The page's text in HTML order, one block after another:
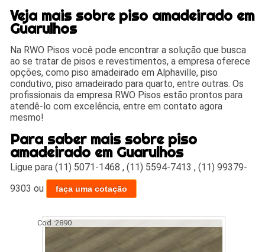
Veja mais sobre piso amadeirado em
Guarulhos
Na RWO Pisos você pode encontrar a solução que busca
ao se tratar de pisos e revestimentos, a empresa oferece
opções, como piso amadeirado em Alphaville, piso
condutivo, piso amadeirado para quarto, entre outras. Os
profissionais da empresa RWO Pisos estão prontos para
atendê-lo com excelência, entre em contato agora
mesmo!
Para saber mais sobre piso
amadeirado em Guarulhos
Ligue para(11) 5071-1468 ,(11) 5594-7413 ,(11) 99379-
9303 ou faça uma cotação
Cod.:2890